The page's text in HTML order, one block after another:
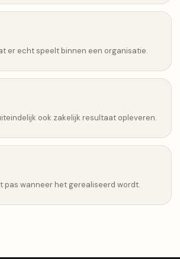
er echt speelt binnen een organisatie.
ook zakelijk resultaat opleveren.
pas wanneer het gerealiseerd wordt.